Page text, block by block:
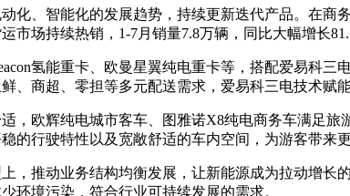
化、智能化的发展趋势，持续更新迭代产品。在
市场持续热销，1-7月销量7.8万辆，同比大幅增长
氢能重卡、欧曼星翼纯电重卡等，搭配爱易科
、商超、零担等多元配送需求，爱易科三电技术赋
，欧辉纯电城市客车、图雅诺X8纯电商务车满足
的行驶特性以及宽敞舒适的车内空间，为游客带来
，推动业务结构均衡发展，让新能源成为拉动增
环境污染，符合行业可持续发展的需求。